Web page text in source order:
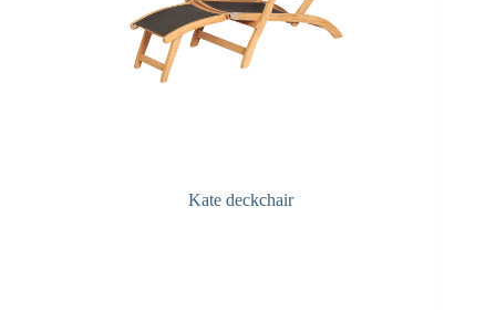
Kate deckchair